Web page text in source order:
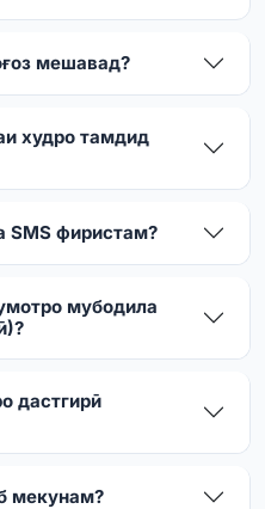
мешавад?
худро тамдид
SMS фиристам?
мубодила
дастгирӣ
мекунам?